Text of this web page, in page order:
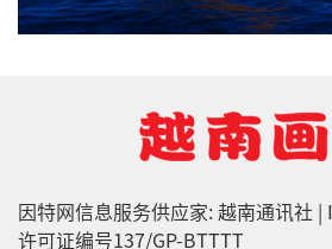
因特网信息服务供应家: 越南通讯社 |
许可证编号137/GP-BTTTT